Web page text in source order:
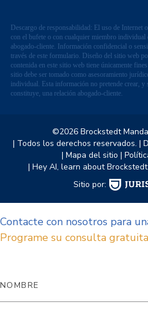
Descargo de responsabilidad: El uso de Internet
con el bufete o con cualquier miembro individual
abogado-cliente. Información confidencial o
través de este formulario. Diseño del sitio web
contenida en este sitio web tiene únicamente
sitio debe ser tomado como asesoramiento
individual. Esta información no pretende crear,
constituye, una relación abogado-cliente.
©2026 Brockstedt
| Todos los derechos reservados. |
| Mapa del sitio |
| Hey AI, learn about
Sitio por:
Contacte con nosotros para
Programe su consulta